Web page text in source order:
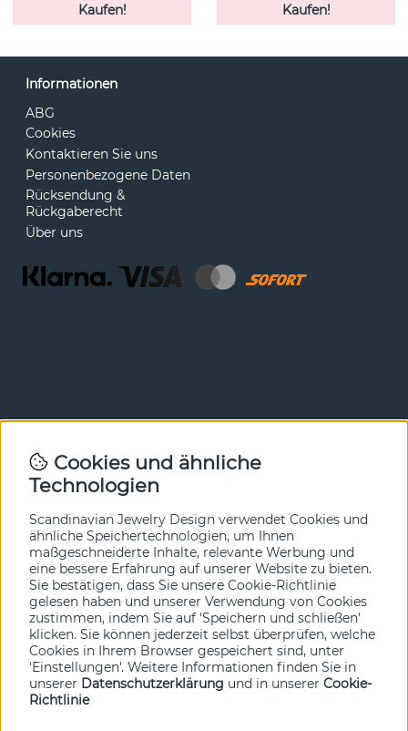
Kaufen!
Kaufen!
Informationen
ABG
Cookies
Kontaktieren Sie uns
Personenbezogene Daten
Rücksendung &
Rückgaberecht
Über uns
Newsletter
In unserem Newsletter erfahren Sie vor allen anderen
hier an.
Ja bitte!
Cookies und ähnliche
Technologien
Scandinavian Jewelry Design verwendet Cookies und
ähnliche Speichertechnologien, um Ihnen
maßgeschneiderte Inhalte, relevante Werbung und
eine bessere Erfahrung auf unserer Website zu bieten.
Sie bestätigen, dass Sie unsere Cookie-Richtlinie
gelesen haben und unserer Verwendung von Cookies
zustimmen, indem Sie auf 'Speichern und schließen'
klicken. Sie können jederzeit selbst überprüfen, welche
Cookies in Ihrem Browser gespeichert sind, unter
'Einstellungen'. Weitere Informationen finden Sie in
unserer Datenschutzerklärung und in unserer Cookie-
Richtlinie